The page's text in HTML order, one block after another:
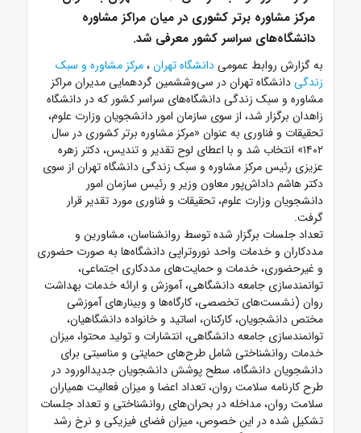
مرکز مشاوره برتر کشوری در میان مراکز مشاوره
دانشگاه‌های سراسر کشور معرفی شد.
به گزارش روابط عمومیدانشگاه تهران،مرکز مشاوره و سبک
زندگیدانشگاه تهران در سی‌وششمین گردهمایی مدیران مراکز
مشاوره و سبک زندگی‌‌‌‌‌‌‌ دانشگاه‌های سراسر کشور که در دانشگاه
زاهدان برگزار شد، از سوی سازمان امور دانشجویان وزارت علوم،
تحقیقات و فناوری به عنوان «مرکز مشاوره برتر کشوری در سال
۱۴۰۲» انتخاب شد و با اعطای لوح تقدیر و تندیس، دکتر زهره
عزیزی رئیس مرکز مشاوره و سبک زندگی دانشگاه تهران از سوی
دکتر هاشم داداش‌پور معاون وزیر و رئیس سازمان امور
دانشجویان وزارت علوم، تحقیقات و فناوری مورد تقدیر قرار
گرفت.
تعداد جلسات برگزار شده توسط روانشناسان، مشاورین و
مددکاران و خدمات واحد نوروتراپی دانشگاه‌ها به صورت حضوری
و غیرحضوری، خدمات و حمایت‌های مددکاری اجتماعی،
توانمندسازی جامعه دانشگاهی، آموزش و ارائه خدمات بهداشت
روان (نشست‌های تخصصی، کارگاه‌ها و وبینارهای آموزشی
مختص دانشجویان، کارکنان، اساتید و خانواده دانشگاهیان،
توانمندسازی جامعه دانشگاهی، انتشارات و تولید محتوا، میزان
خدمات روانشناختی شامل طرح‌های حمایتی و مناسبتی برای
دانشجویان دانشگاه، سطح پوشش دانشجویان جدیدالورود در
طرح کارنامه سلامت روان، تعداد اعضا و میزان فعالیت همیاران
سلامت روان، مداخله در بحران‌های روانشناختی و تعداد جلسات
تشکیل شده در این خصوص، میزان فضای فیزیکی و نرخ رشد